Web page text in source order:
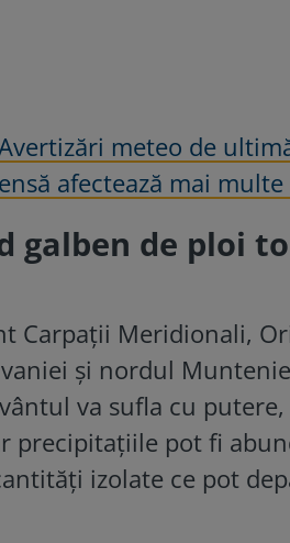
meteo de
afectează mai
galben de ploi
Carpații Meridionali,
și nordul
va sufla cu
precipitațiile pot fi
izolate ce pot